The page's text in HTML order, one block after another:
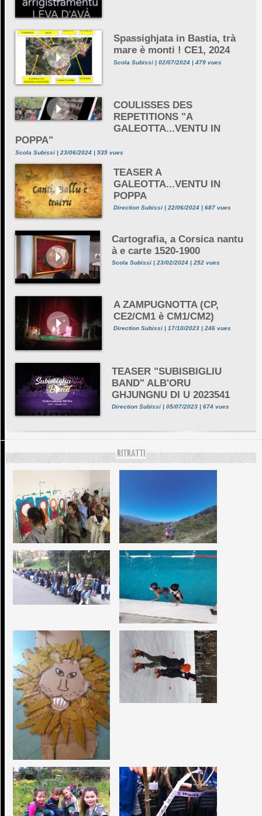
Spassighjata in Bastia, trà
mare è monti ! CE1, 2024
Scola Subissi | 02/07/2024 | 479 vues
COULISSES DES
REPETITIONS "A
GALEOTTA...VENTU IN
POPPA"
Scola Subissi | 23/06/2024 | 535 vues
TEASER A
GALEOTTA...VENTU IN
POPPA
Direction Subissi | 22/06/2024 | 687 vues
Cartografia, a Corsica nantu
à e carte 1520-1900
Scola Subissi | 23/02/2024 | 252 vues
A ZAMPUGNOTTA (CP,
CE2/CM1 è CM1/CM2)
Direction Subissi | 17/10/2023 | 246 vues
TEASER "SUBISBIGLIU
BAND" ALB'ORU
GHJUNGNU DI U 2023541
Direction Subissi | 05/07/2023 | 674 vues
RITRATTI